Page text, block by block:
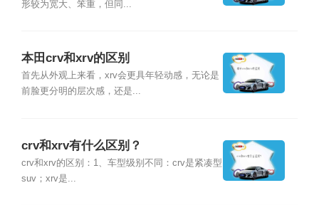
形较为宽大、笨重，但同...
本田crv和xrv的区别
首先从外观上来看，xrv会更具年轻动感，无论是
前脸更分明的层次感，还是...
crv和xrv有什么区别？
crv和xrv的区别：1、车型级别不同：crv是紧凑型
suv；xrv是...